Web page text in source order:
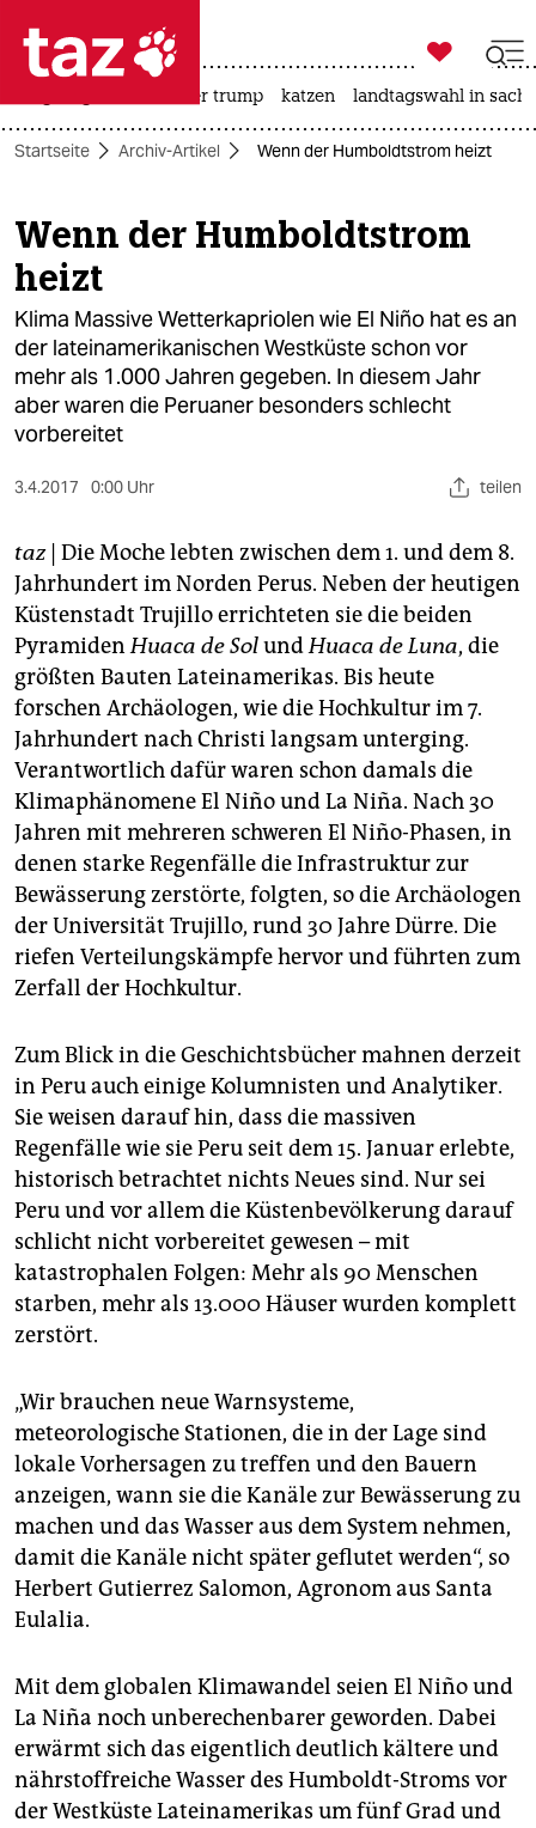
 taz zahl ich
taz zahl ich
themen
politik
öko
gesellschaft
kultur
sport
berlin
nord
wahrheit
verlag
verlag
veranstaltungen
shop
fragen & hilfe
unterstützen
abo
epaper login

taz zahl ich
usa unter trump katzen landtagswahl in
Startseite Archiv-Artikel Wenn der Humboldtstrom heizt
Wenn der Humboldtstrom
heizt
Klima Massive Wetterkapriolen wie El Niño hat es an
der lateinamerikanischen Westküste schon vor
mehr als 1.000 Jahren gegeben. In diesem Jahr
aber waren die Peruaner besonders schlecht
vorbereitet
3.4.2017 0:00 Uhr teilen
taz| Die Moche lebten zwischen dem 1. und dem 8.
Jahrhundert im Norden Perus. Neben der heutigen
Küstenstadt Trujillo errichteten sie die beiden
PyramidenHuaca de SolundHuaca de Luna, die
größten Bauten Lateinamerikas. Bis heute
forschen Archäologen, wie die Hochkultur im 7.
Jahrhundert nach Christi langsam unterging.
Verantwortlich dafür waren schon damals die
KlimaphänomeneEl NiñoundLa Niña. Nach 30
Jahren mit mehreren schweren El Niño-Phasen, in
denen starke Regenfälle die Infrastruktur zur
Bewässerung zerstörte, folgten, so die Archäologen
der Universität Trujillo, rund 30 Jahre Dürre. Die
riefen Verteilungskämpfe hervor und führten zum
Zerfall der Hochkultur.
Zum Blick in die Geschichtsbücher mahnen derzeit
in Peru auch einige Kolumnisten und Analytiker.
Sie weisen darauf hin, dass die massiven
Regenfälle wie sie Peru seit dem 15. Januar erlebte,
historisch betrachtet nichts Neues sind. Nur sei
Peru und vor allem die Küstenbevölkerung darauf
schlicht nicht vorbereitet gewesen – mit
katastrophalen Folgen: Mehr als 90 Menschen
starben, mehr als 13.000 Häuser wurden komplett
zerstört.
„Wir brauchen neue Warnsysteme,
meteorologische Stationen, die in der Lage sind
lokale Vorhersagen zu treffen und den Bauern
anzeigen, wann sie die Kanäle zur Bewässerung zu
machen und das Wasser aus dem System nehmen,
damit die Kanäle nicht später geflutet werden“, so
Herbert Gutierrez Salomon, Agronom aus Santa
Eulalia.
Mit dem globalen Klimawandel seien El Niñound
La Niña noch unberechenbarer geworden. Dabei
erwärmt sich das eigentlich deutlich kältere und
nährstoffreiche Wasser des Humboldt-Stroms vor
der Westküste Lateinamerikas um fünf Grad und